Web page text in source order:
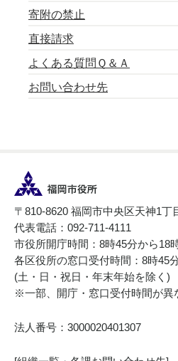
寄附の禁止
直接請求
よくある質問Ｑ＆Ａ
お問い合わせ先
〒810-8620 福岡市中央区天神1丁
代表電話：092-711-4111
市役所開庁時間：8時45分から18
各区役所の窓口受付時間：8時45
(土・日・祝日・年末年始を除く)
※一部、開庁・窓口受付時間が異
法人番号：3000020401307